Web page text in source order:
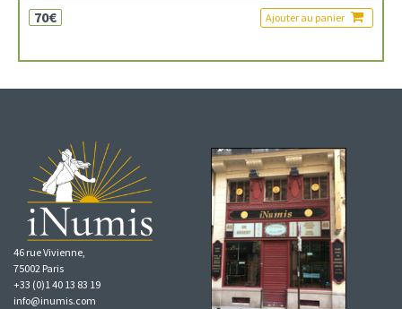
70€ Ajouter au panier
46 rue Vivienne,
75002 Paris
+33 (0)1 40 13 83 19
info@inumis.com